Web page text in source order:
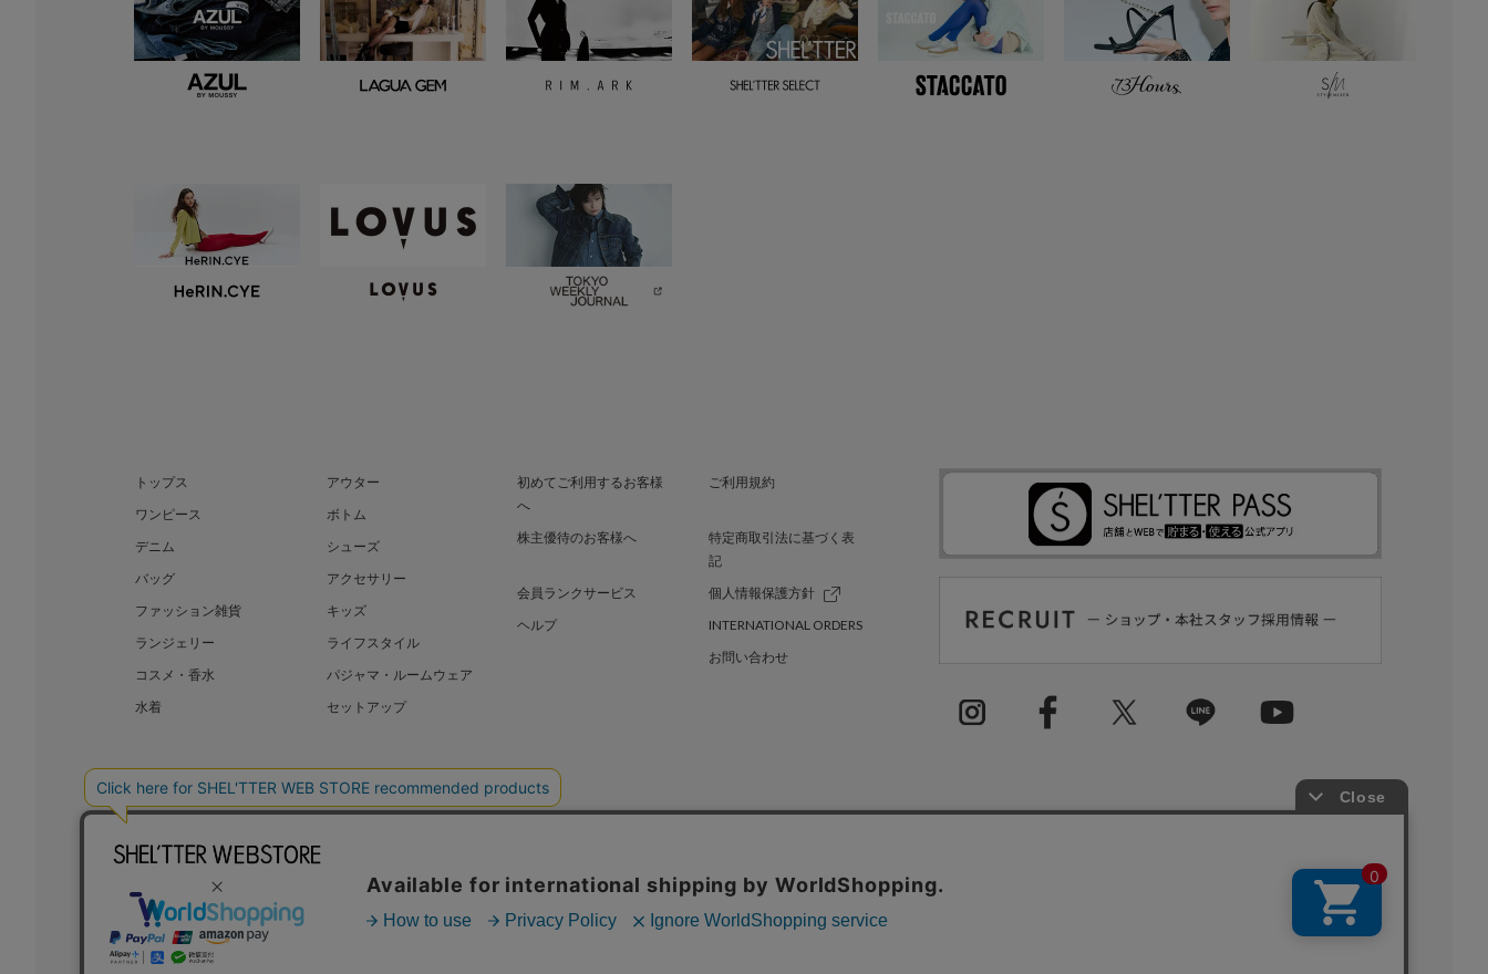
トップス
アウター
ワンピース
ボトム
デニム
シューズ
バッグ
アクセサリー
ファッション雑貨
キッズ
ランジェリー
ライフスタイル
コスメ・香水
パジャマ・ルームウェア
水着
セットアップ
初めてご利用するお客様
へ
ご利用規約
株主優待のお客様へ
特定商取引法に基づく表
記
会員ランクサービス
個人情報保護方針
ヘルプ
INTERNATIONAL ORDERS
お問い合わせ
BAROQUE JAPAN LIMITED SHEL’TTER GREEN 採用情報
COPYRIGHT © BAROQUE JAPAN LIMITED ALL RIGHTS RESERVED.